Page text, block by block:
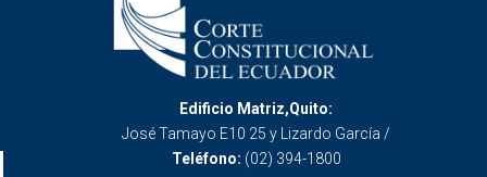
Edificio Matriz,Quito:
José Tamayo E10 25 y Lizardo García /
Teléfono: (02) 394-1800